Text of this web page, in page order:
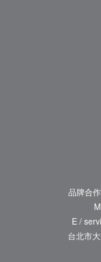
品牌合
E /
台北市